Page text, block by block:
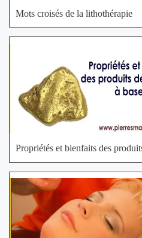
Mots croisés de la lithothérapie
Propriétés et bienfaits des